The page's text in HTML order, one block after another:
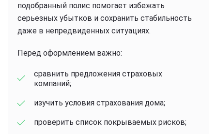
подобранный полис помогает избежать
серьезных убытков и сохранить стабильность
даже в непредвиденных ситуациях.
Перед оформлением важно:
сравнить предложения страховых
компаний;
изучить условия страхования дома;
проверить список покрываемых рисков;